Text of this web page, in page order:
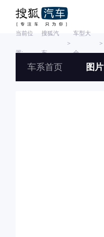
当前位
置:
搜狐汽
车
＞
车型大
全
＞
车系首页 图片